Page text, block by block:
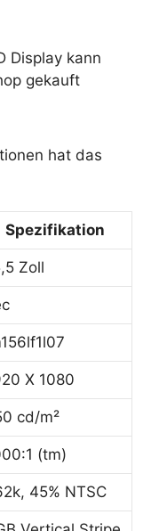
Display kann
gekauft
hat das
Spezifikation
Zoll
X 1080
cd/m²
(tm)
45% NTSC